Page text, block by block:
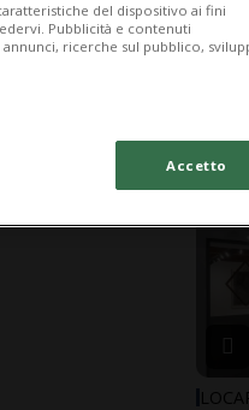
del dispositivo ai fini
Pubblicità e contenuti
ricerche sul pubblico,
Accetto